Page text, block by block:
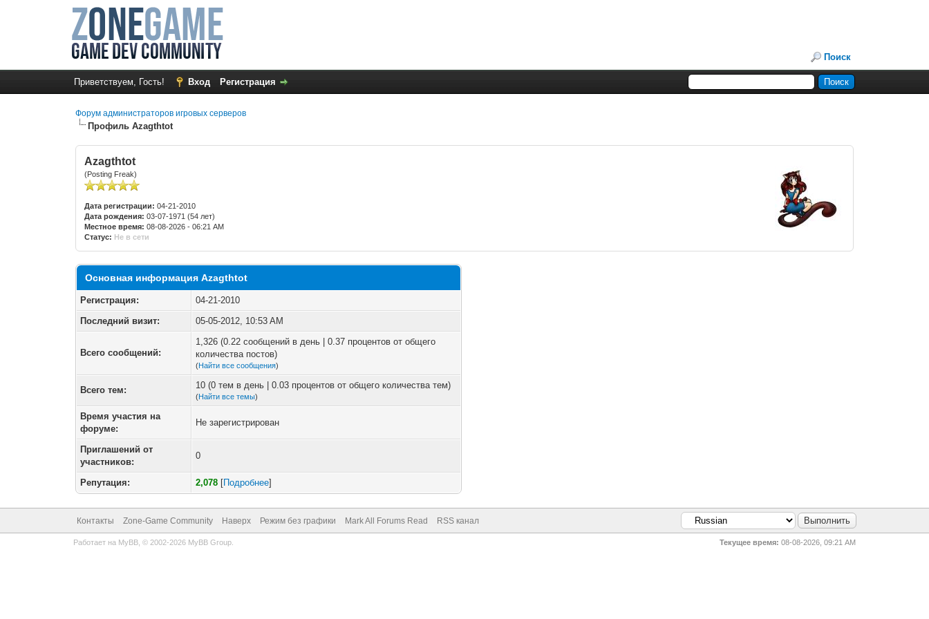
Поиск
Приветствуем, Гость! Вход Регистрация
Форум администраторов игровых серверов
Профиль Azagthtot
Azagthtot
(Posting Freak)
Дата регистрации: 04-21-2010
Дата рождения: 03-07-1971 (54 лет)
Местное время: 08-08-2026 - 06:21 AM
Статус: Не в сети
Основная информация Azagthtot
Регистрация:
04-21-2010
Последний визит:
05-05-2012, 10:53 AM
Всего сообщений:
1,326 (0.22 сообщений в день | 0.37 процентов от общего
количества постов)
(Найти все сообщения)
Всего тем: 10 (0 тем в день | 0.03 процентов от общего количества тем)
(Найти все темы)
Время участия на
форуме:
Не зарегистрирован
Приглашений от
участников:
0
Репутация: 2,078 [Подробнее]
Контакты Zone-Game Community Наверх Режим без графики Mark All Forums Read RSS канал
Текущее время: 08-08-2026, 09:21 AM
Работает на MyBB, © 2002-2026 MyBB Group.